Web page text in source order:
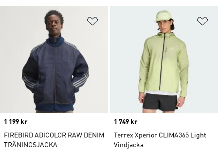
Lägg till på önskelistan
Price
1 199 kr
FIREBIRD ADICOLOR RAW DENIM
TRÄNINGSJACKA
Price
1 749 kr
Terrex Xperior CLIMA365 Light
Vindjacka